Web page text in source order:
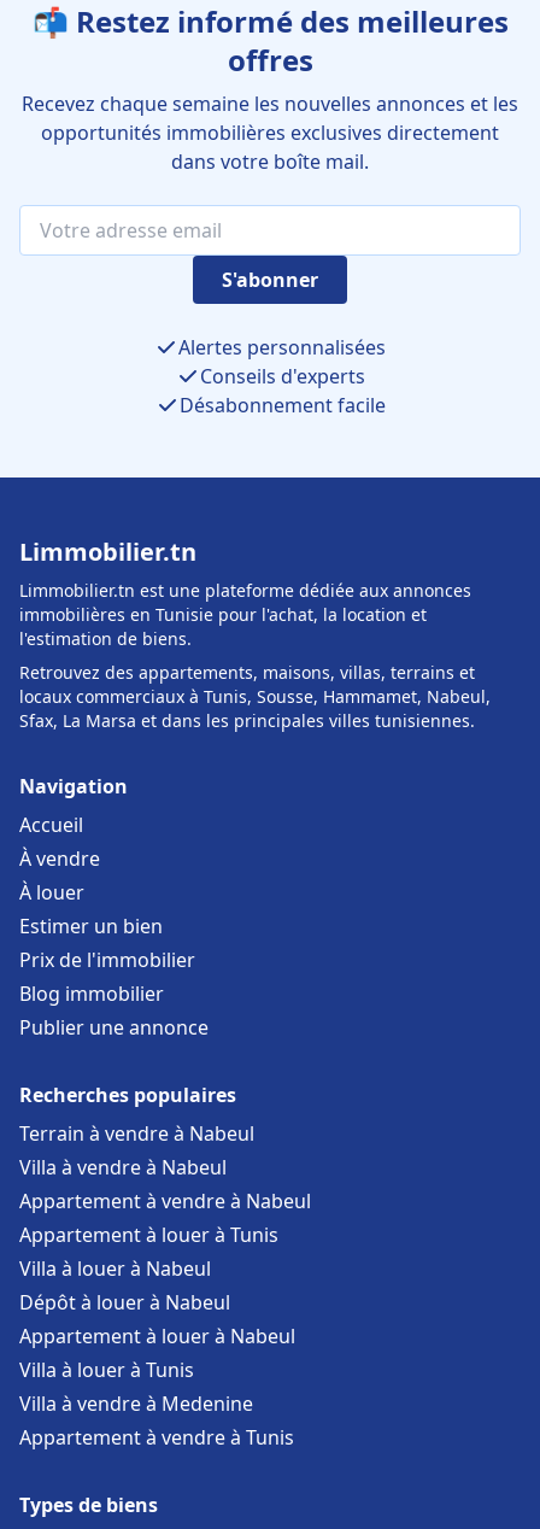
📬 Restez informé des meilleures
offres
Recevez chaque semaine les nouvelles annonces et les
opportunités immobilières exclusives directement
dans votre boîte mail.
S'abonner
Alertes personnalisées
Conseils d'experts
Désabonnement facile
Limmobilier.tn
Limmobilier.tn est une plateforme dédiée aux annonces
immobilières en Tunisie pour l'achat, la location et
l'estimation de biens.
Retrouvez des appartements, maisons, villas, terrains et
locaux commerciaux à Tunis, Sousse, Hammamet, Nabeul,
Sfax, La Marsa et dans les principales villes tunisiennes.
Navigation
Accueil
À vendre
À louer
Estimer un bien
Prix de l'immobilier
Blog immobilier
Publier une annonce
Recherches populaires
Terrain à vendre à Nabeul
Villa à vendre à Nabeul
Appartement à vendre à Nabeul
Appartement à louer à Tunis
Villa à louer à Nabeul
Dépôt à louer à Nabeul
Appartement à louer à Nabeul
Villa à louer à Tunis
Villa à vendre à Medenine
Appartement à vendre à Tunis
Types de biens